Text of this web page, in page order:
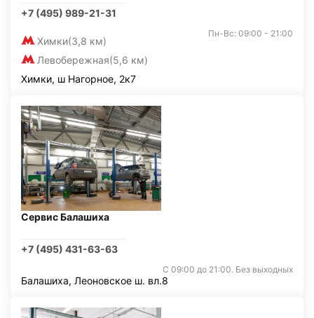
+7 (495) 989-21-31
Химки(3,8 км)
Левобережная(5,6 км)
Пн-Вс: 09:00 - 21:00
Химки, ш Нагорное, 2к7
Сервис Балашиха
+7 (495) 431-63-63
С 09:00 до 21:00. Без выходных
Балашиха, Леоновское ш. вл.8